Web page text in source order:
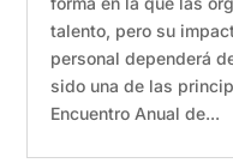
talento, pero su
personal dependerá
sido una de las
Encuentro Anual de...